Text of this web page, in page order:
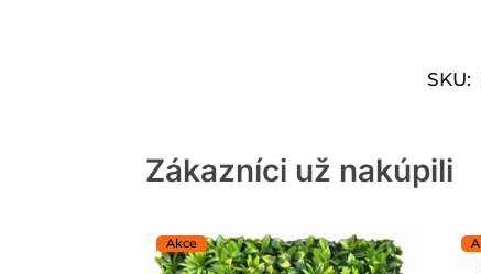
SKU:
Zákazníci už nakúpili